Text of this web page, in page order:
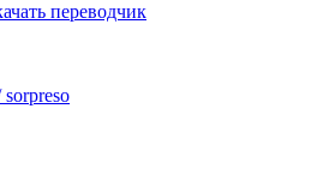
sorpreso